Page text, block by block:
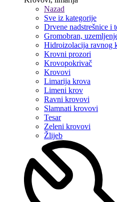
Nazad
Sve iz kategorije
Drvene nadstrešnice i
Gromobran,
Hidroizolacija ravnog
Krovni prozori
Krovopokrivač
Krovovi
Limarija krova
Limeni krov
Ravni krovovi
Slamnati krovovi
Tesar
Zeleni krovovi
Žlijeb